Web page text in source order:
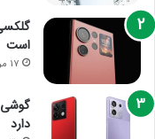
است
17 مرداد 1403
دارد